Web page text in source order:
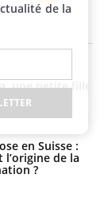
Instagram
une petite fille
à un
en Suisse :
l’origine de la
?
de la